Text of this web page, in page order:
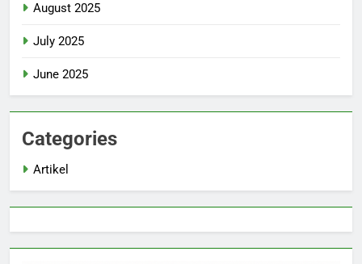
August 2025
July 2025
June 2025
Categories
Artikel